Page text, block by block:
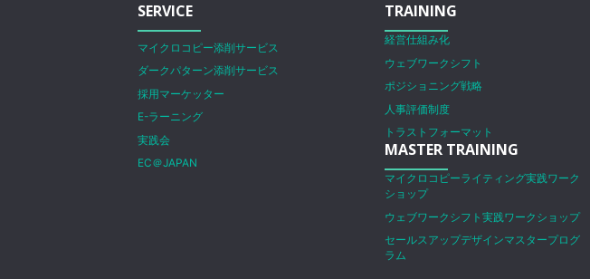
SERVICE
マイクロコピー添削サービス
ダークパターン添削サービス
採用マーケッター
E-ラーニング
実践会
EC＠JAPAN
TRAINING
経営仕組み化
ウェブワークシフト
ポジショニング戦略
人事評価制度
トラストフォーマット
MASTER TRAINING
マイクロコピーライティング実践ワーク
ショップ
ウェブワークシフト実践ワークショップ
セールスアップデザインマスタープログ
ラム